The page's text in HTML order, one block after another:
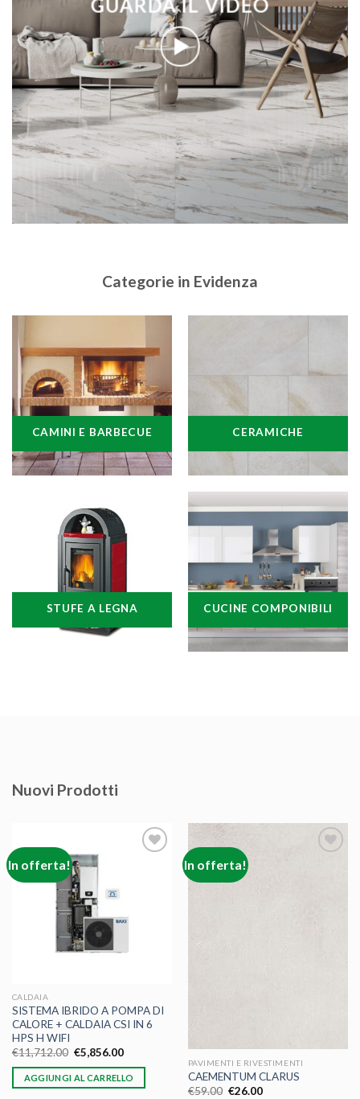
GUARDA IL VIDEO
Categorie in Evidenza
CAMINI E BARBECUE CERAMICHE
STUFE A LEGNA CUCINE COMPONIBILI
Nuovi Prodotti
In offerta!
CALDAIA
SISTEMA IBRIDO A POMPA DI
CALORE + CALDAIA CSI IN 6
HPS H WIFI
€11,712.00 €5,856.00
AGGIUNGI AL CARRELLO
In offerta!
PAVIMENTI E RIVESTIMENTI
CAEMENTUM CLARUS
€59.00 €26.00